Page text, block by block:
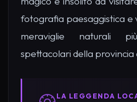
fotografia paesaggistica e
meraviglie naturali
spettacolari della provincia
LA LEGGENDA